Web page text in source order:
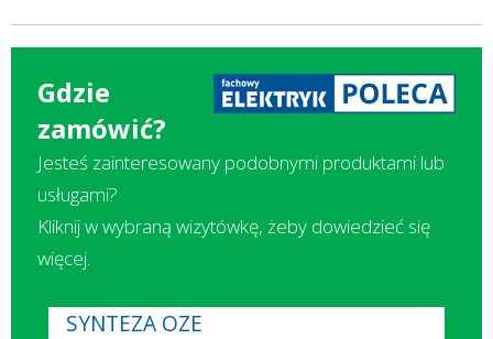
Gdzie
zamówić?
Jesteś zainteresowany podobnymi produktami lub
usługami?
Kliknij w wybraną wizytówkę, żeby dowiedzieć się
więcej.
SYNTEZA OZE